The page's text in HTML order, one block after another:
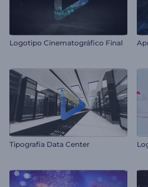
Logotipo Cinematográfico Final
Tipografia Data Center